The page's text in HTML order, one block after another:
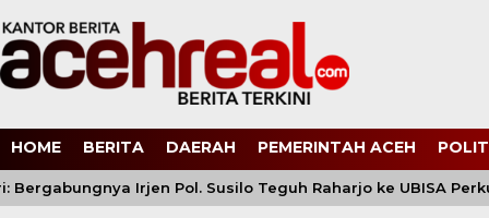
HOME BERITA DAERAH PEMERINTAH ACEH
Bergabungnya Irjen Pol. Susilo Teguh Raharjo ke UBISA